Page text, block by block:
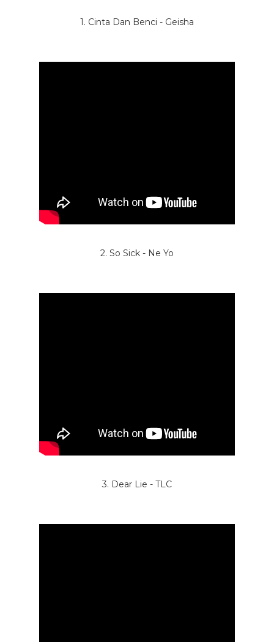
1. Cinta Dan Benci - Geisha
2. So Sick - Ne Yo
3. Dear Lie - TLC